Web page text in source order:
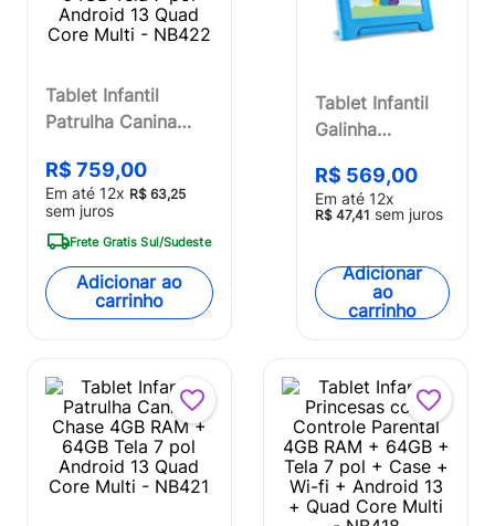
Tablet Infantil
Patrulha Canina
64GB Tela 7 pol
Android 13 Quad
Core Multi - NB422
R$ 759,00
Em até 12x R$ 63,25
sem juros
Frete Gratis Sul/Sudeste
Adicionar ao
carrinho
Tablet Infantil
Galinha
Controle
Parental 32GB
Android 11
Quad Core
Preto - NB373
R$ 569,00
Em até 12x
R$ 47,41 sem juros
Adicionar
ao
carrinho